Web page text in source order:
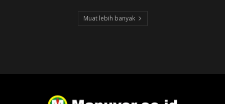
Muat lebih banyak